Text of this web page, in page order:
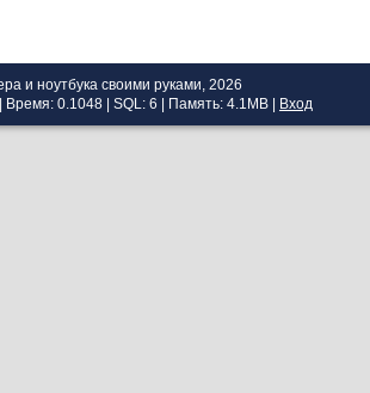
и ноутбука своими руками, 2026
| Время: 0.1048 | SQL: 6 | Память: 4.1MB Вход